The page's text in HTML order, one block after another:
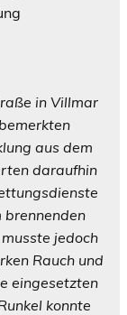
in Villmar
aus dem
daraufhin
jedoch
Rauch und
eingesetzten
konnte